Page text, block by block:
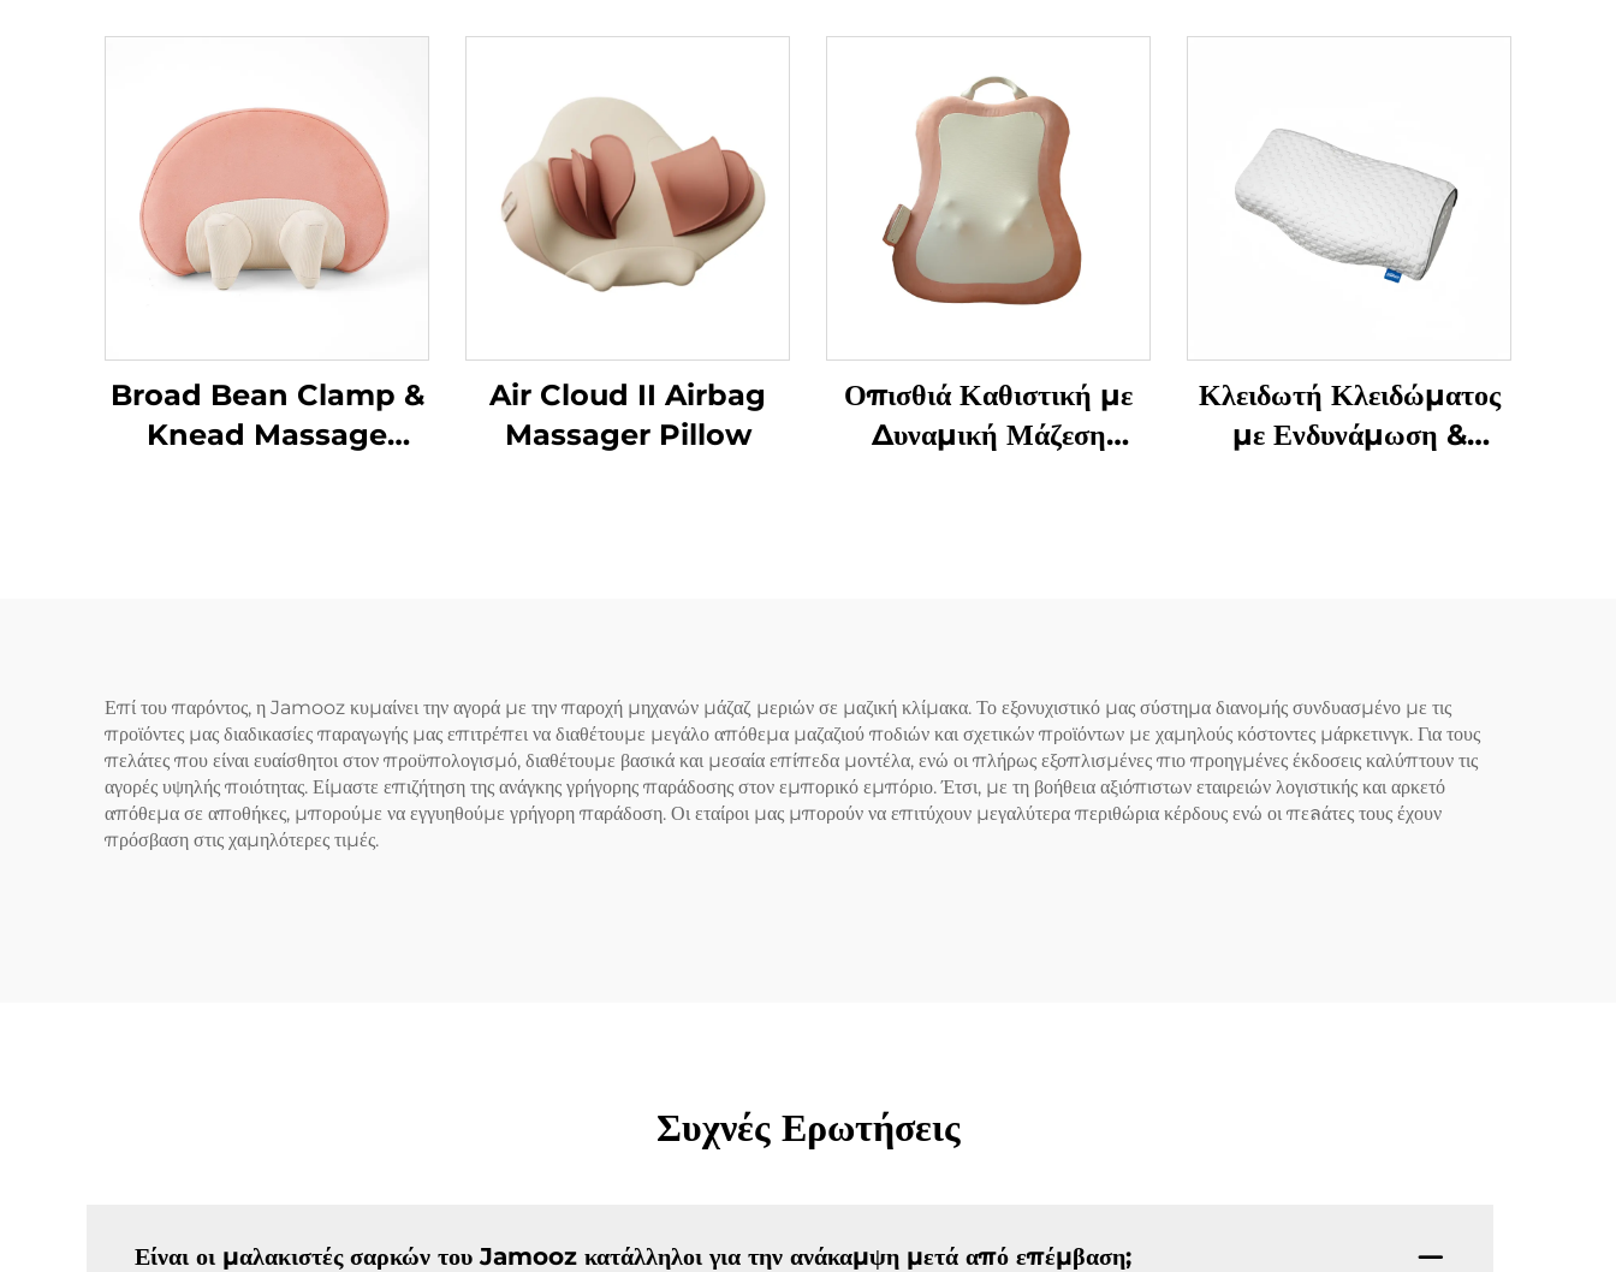
Broad Bean Clamp &
Knead Massage
Air Cloud II Airbag
Massager Pillow
Οπισθιά Καθιστική με
Δυναμική Μάζεση
Κλειδωτή Κλειδώματος
με Ενδυνάμωση &
Επί του παρόντος, η Jamooz κυμαίνει την αγορά με την παροχή μηχανών μάζαζ μεριών σε μαζική κλίμακα. Το εξονυχιστικό μας σύστημα διανομής συνδυασμένο με τις
προϊόντες μας διαδικασίες παραγωγής μας επιτρέπει να διαθέτουμε μεγάλο απόθεμα μαζαζιού ποδιών και σχετικών προϊόντων με χαμηλούς κόστοντες μάρκετινγκ. Για τους
πελάτες που είναι ευαίσθητοι στον προϋπολογισμό, διαθέτουμε βασικά και μεσαία επίπεδα μοντέλα, ενώ οι πλήρως εξοπλισμένες πιο προηγμένες έκδοσεις καλύπτουν τις
αγορές υψηλής ποιότητας. Είμαστε επιζήτηση της ανάγκης γρήγορης παράδοσης στον εμπορικό εμπόριο. Έτσι, με τη βοήθεια αξιόπιστων εταιρειών λογιστικής και αρκετό
απόθεμα σε αποθήκες, μπορούμε να εγγυηθούμε γρήγορη παράδοση. Οι εταίροι μας μπορούν να επιτύχουν μεγαλύτερα περιθώρια κέρδους ενώ οι πεลάτες τους έχουν
πρόσβαση στις χαμηλότερες τιμές.
Συχνές Ερωτήσεις
Είναι οι μαλακιστές σαρκών του Jamooz κατάλληλοι για την ανάκαμψη μετά από επέμβαση;